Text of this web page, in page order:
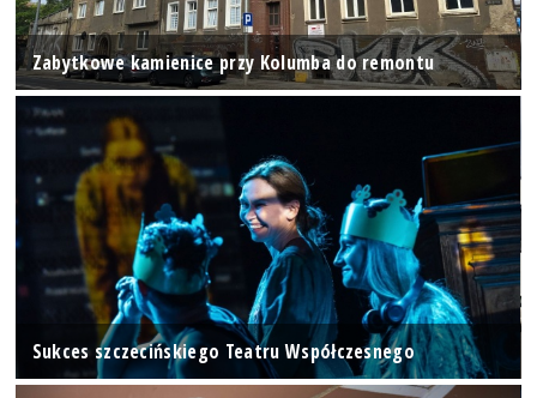
Zabytkowe kamienice przy Kolumba do remontu
Sukces szczecińskiego Teatru Współczesnego